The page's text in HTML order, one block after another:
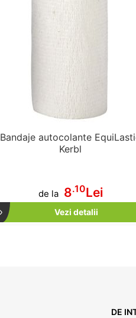
Bandaje autocolante
Kerbl
de la 8.10Lei
Vezi detalii
DE